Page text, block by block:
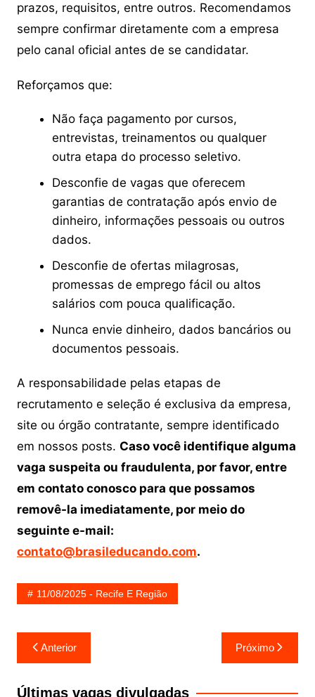
prazos, requisitos, entre outros. Recomendamos
sempre confirmar diretamente com a empresa
pelo canal oficial antes de se candidatar.
Reforçamos que:
Não faça pagamento por cursos,
entrevistas, treinamentos ou qualquer
outra etapa do processo seletivo.
Desconfie de vagas que oferecem
garantias de contratação após envio de
dinheiro, informações pessoais ou outros
dados.
Desconfie de ofertas milagrosas,
promessas de emprego fácil ou altos
salários com pouca qualificação.
Nunca envie dinheiro, dados bancários ou
documentos pessoais.
A responsabilidade pelas etapas de
recrutamento e seleção é exclusiva da empresa,
site ou órgão contratante, sempre identificado
em nossos posts. Caso você identifique alguma
vaga suspeita ou fraudulenta, por favor, entre
em contato conosco para que possamos
removê-la imediatamente, por meio do
seguinte e-mail:
contato@brasileducando.com.
11/08/2025 - Recife E Região
Navegação
de
Post
Anterior Próximo
Últimas vagas divulgadas